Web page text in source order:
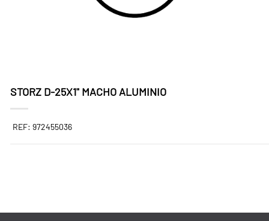
STORZ D-25X1" MACHO ALUMINIO
REF: 972455036